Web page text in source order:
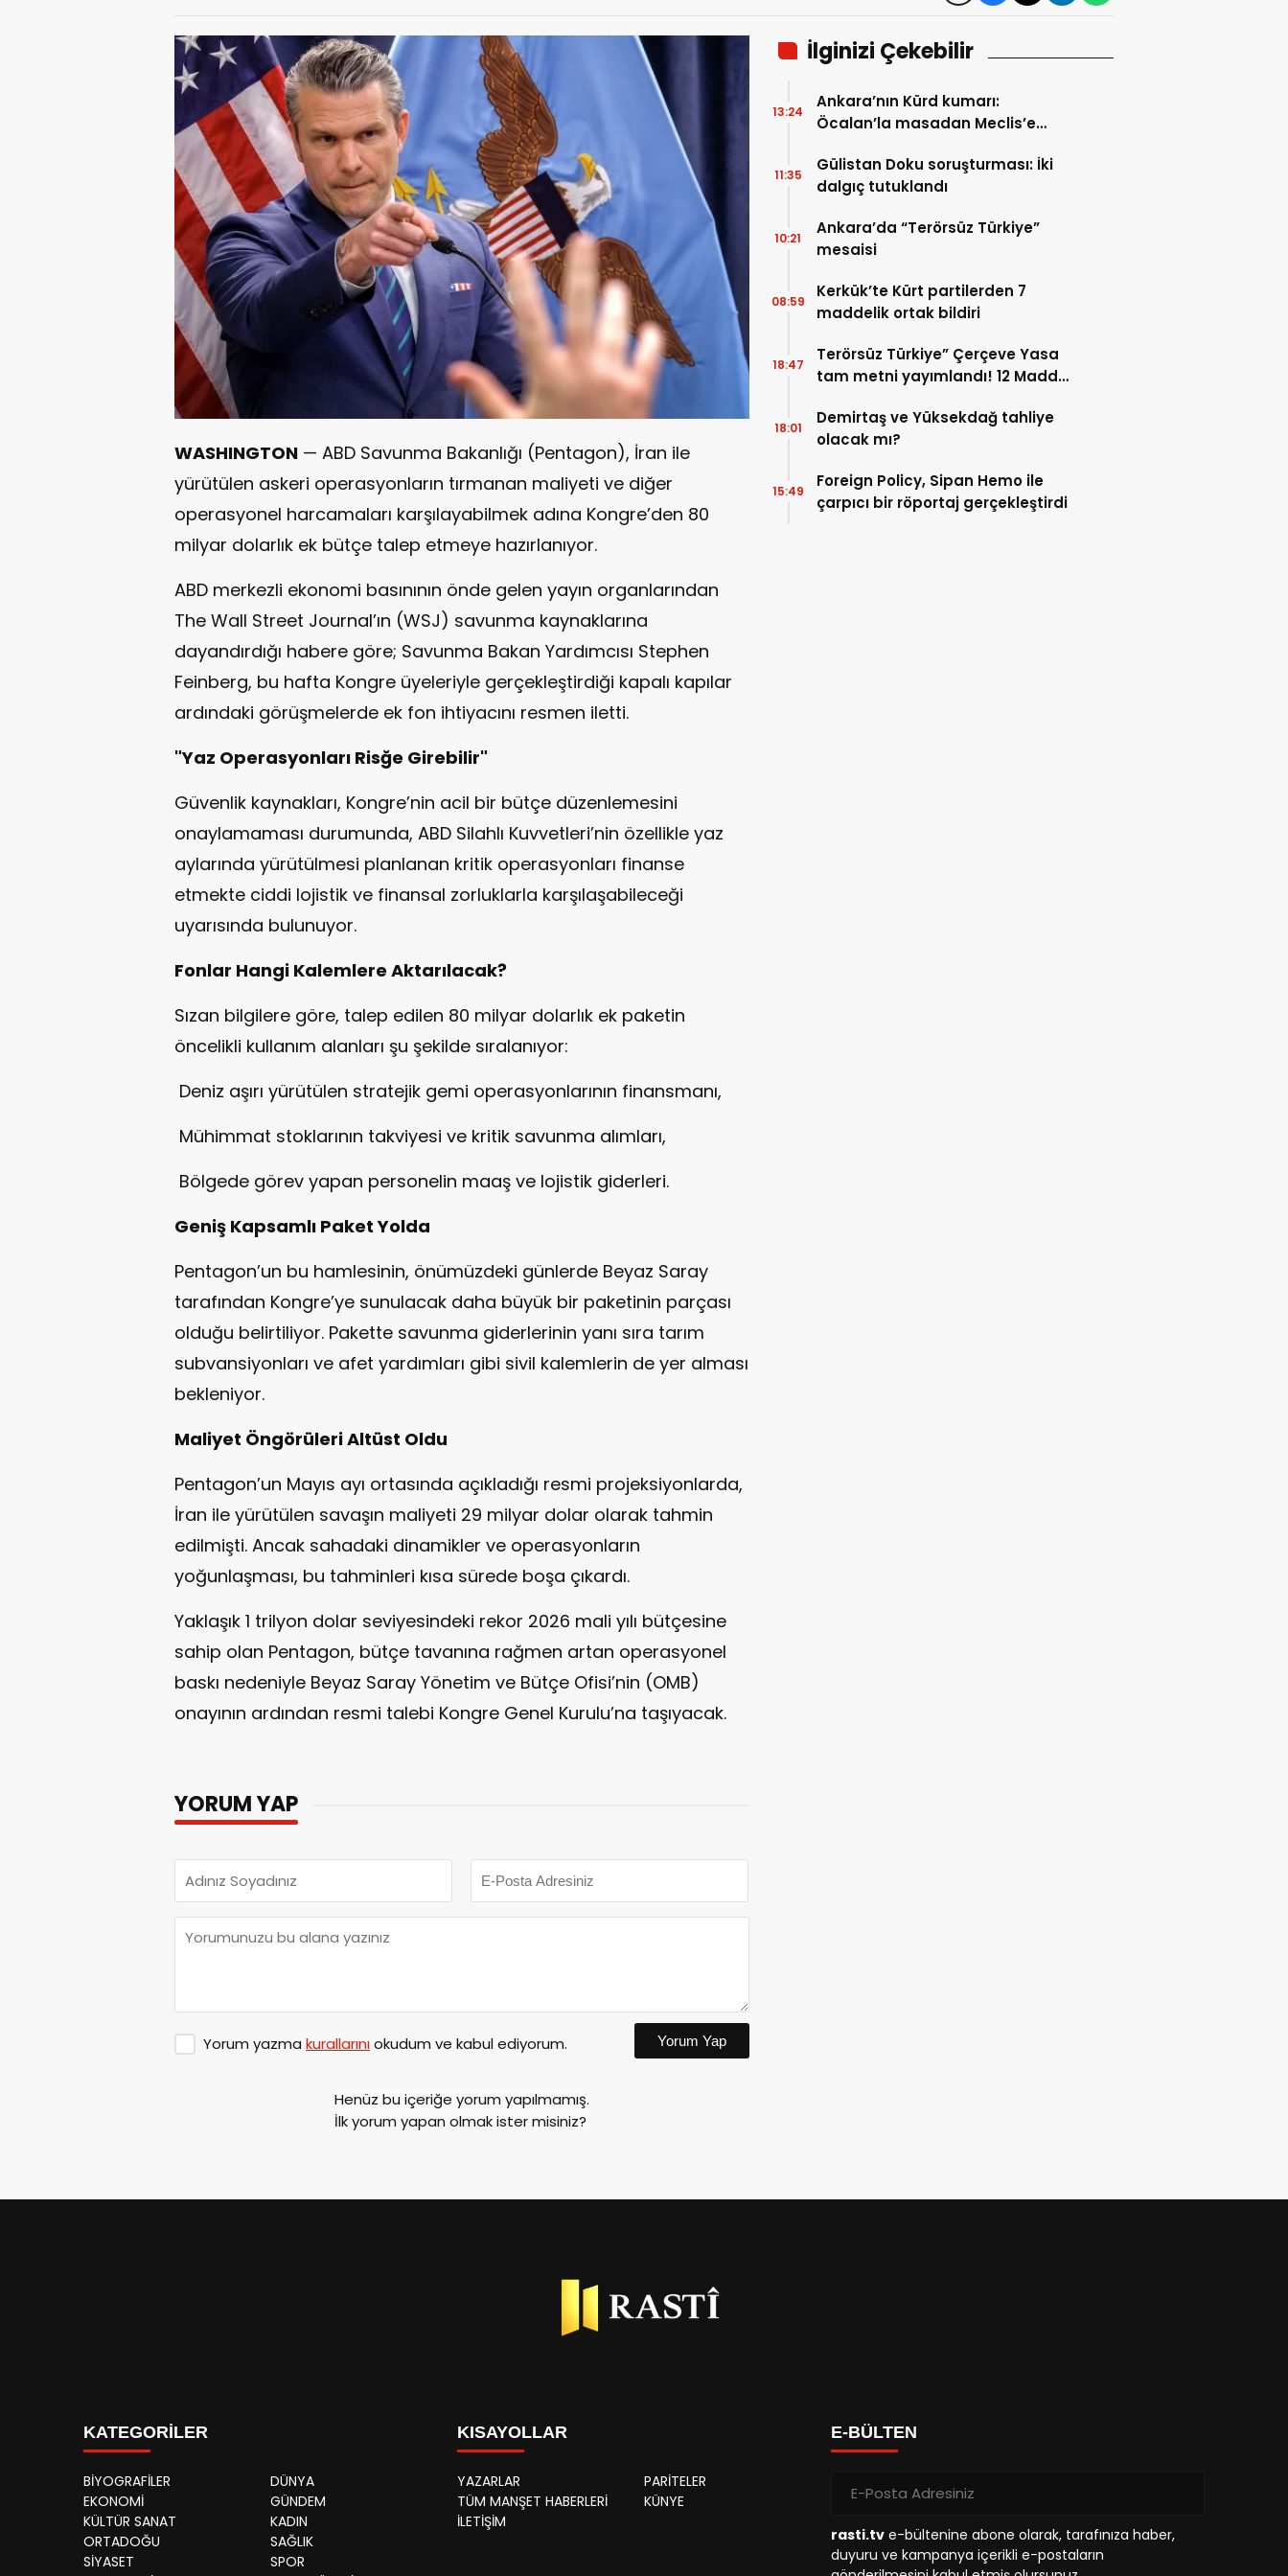
WASHINGTON — ABD Savunma Bakanlığı (Pentagon), İran ile
yürütülen askeri operasyonların tırmanan maliyeti ve diğer
operasyonel harcamaları karşılayabilmek adına Kongre’den 80
milyar dolarlık ek bütçe talep etmeye hazırlanıyor.
ABD merkezli ekonomi basınının önde gelen yayın organlarından
The Wall Street Journal’ın (WSJ) savunma kaynaklarına
dayandırdığı habere göre; Savunma Bakan Yardımcısı Stephen
Feinberg, bu hafta Kongre üyeleriyle gerçekleştirdiği kapalı kapılar
ardındaki görüşmelerde ek fon ihtiyacını resmen iletti.
"Yaz Operasyonları Risğe Girebilir"
Güvenlik kaynakları, Kongre’nin acil bir bütçe düzenlemesini
onaylamaması durumunda, ABD Silahlı Kuvvetleri’nin özellikle yaz
aylarında yürütülmesi planlanan kritik operasyonları finanse
etmekte ciddi lojistik ve finansal zorluklarla karşılaşabileceği
uyarısında bulunuyor.
Fonlar Hangi Kalemlere Aktarılacak?
Sızan bilgilere göre, talep edilen 80 milyar dolarlık ek paketin
öncelikli kullanım alanları şu şekilde sıralanıyor:
Deniz aşırı yürütülen stratejik gemi operasyonlarının finansmanı,
Mühimmat stoklarının takviyesi ve kritik savunma alımları,
Bölgede görev yapan personelin maaş ve lojistik giderleri.
Geniş Kapsamlı Paket Yolda
Pentagon’un bu hamlesinin, önümüzdeki günlerde Beyaz Saray
tarafından Kongre’ye sunulacak daha büyük bir paketinin parçası
olduğu belirtiliyor. Pakette savunma giderlerinin yanı sıra tarım
subvansiyonları ve afet yardımları gibi sivil kalemlerin de yer alması
bekleniyor.
Maliyet Öngörüleri Altüst Oldu
Pentagon’un Mayıs ayı ortasında açıkladığı resmi projeksiyonlarda,
İran ile yürütülen savaşın maliyeti 29 milyar dolar olarak tahmin
edilmişti. Ancak sahadaki dinamikler ve operasyonların
yoğunlaşması, bu tahminleri kısa sürede boşa çıkardı.
Yaklaşık 1 trilyon dolar seviyesindeki rekor 2026 mali yılı bütçesine
sahip olan Pentagon, bütçe tavanına rağmen artan operasyonel
baskı nedeniyle Beyaz Saray Yönetim ve Bütçe Ofisi’nin (OMB)
onayının ardından resmi talebi Kongre Genel Kurulu’na taşıyacak.
YORUM YAP
Yorum yazma kurallarınıokudum ve kabul ediyorum. Yorum Yap
Henüz bu içeriğe yorum yapılmamış.
İlk yorum yapan olmak ister misiniz?
İlginizi Çekebilir
Ankara’nın Kürd kumarı:
Öcalan’la masadan Meclis’e
13:24
Gülistan Doku soruşturması: İki
dalgıç tutuklandı
11:35
Ankara’da “Terörsüz Türkiye”
mesaisi
10:21
Kerkük’te Kürt partilerden 7
maddelik ortak bildiri
08:59
Terörsüz Türkiye” Çerçeve Yasa
tam metni yayımlandı! 12 Madde
18:47
Demirtaş ve Yüksekdağ tahliye
olacak mı?
18:01
Foreign Policy, Sipan Hemo ile
çarpıcı bir röportaj gerçekleştirdi
15:49
KATEGORİLER
BİYOGRAFİLER
DÜNYA
EKONOMİ
GÜNDEM
KÜLTÜR SANAT
KADIN
ORTADOĞU
SAĞLIK
SİYASET
SPOR
KISAYOLLAR
YAZARLAR
PARİTELER
TÜM MANŞET HABERLERİ
KÜNYE
İLETİŞİM
E-BÜLTEN
rasti.tv e-bültenine abone olarak, tarafınıza haber,
duyuru ve kampanya içerikli e-postaların